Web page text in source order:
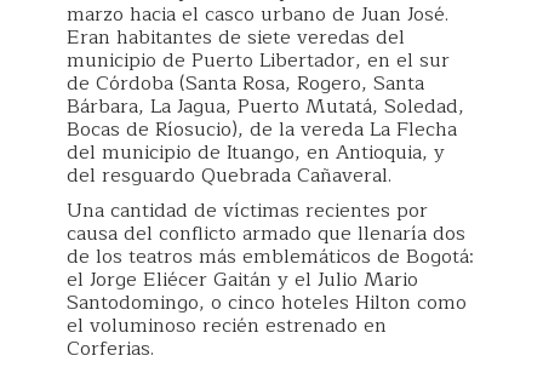
marzo hacia el casco urbano de Juan José.
Eran habitantes de siete veredas del
municipio de Puerto Libertador, en el sur
de Córdoba (Santa Rosa, Rogero, Santa
Bárbara, La Jagua, Puerto Mutatá, Soledad,
Bocas de Ríosucio), de la vereda La Flecha
del municipio de Ituango, en Antioquia, y
del resguardo Quebrada Cañaveral.
Una cantidad de víctimas recientes por
causa del conflicto armado que llenaría dos
de los teatros más emblemáticos de Bogotá:
el Jorge Eliécer Gaitán y el Julio Mario
Santodomingo, o cinco hoteles Hilton como
el voluminoso recién estrenado en
Corferias.